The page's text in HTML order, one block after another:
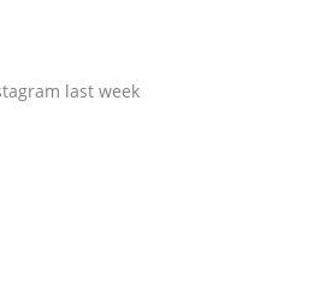
last week